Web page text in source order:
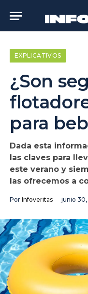
EXPLICATIVOS
¿Son
para
Dada esta
las claves para
este verano y
las ofrecemos a
Por Infoveritas junio